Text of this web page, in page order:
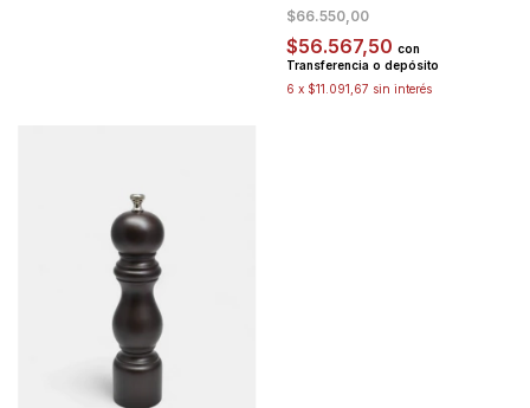
$66.550,00
$56.567,50 con
Transferencia o depósito
6 x $11.091,67 sin interés